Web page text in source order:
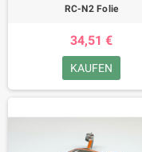
RC-N2 Folie
34,51 €
KAUFEN